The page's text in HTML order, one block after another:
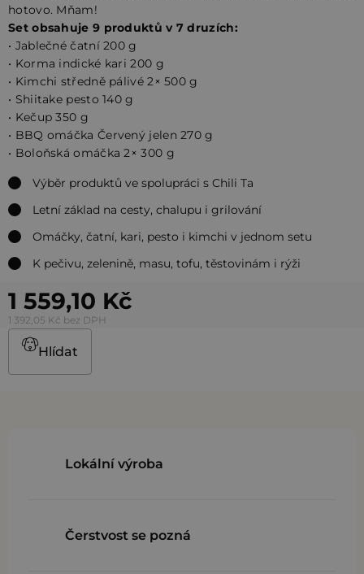
hotovo. Mňam!
Set obsahuje 9 produktů v 7 druzích:
• Jablečné čatní 200 g
• Korma indické kari 200 g
• Kimchi středně pálivé 2× 500 g
• Shiitake pesto 140 g
• Kečup 350 g
• BBQ omáčka Červený jelen 270 g
• Boloňská omáčka 2× 300 g
Výběr produktů ve spolupráci s Chili Ta
Letní základ na cesty, chalupu i grilování
Omáčky, čatní, kari, pesto i kimchi v jednom setu
K pečivu, zelenině, masu, tofu, těstovinám i rýži
1 559,10 Kč
1 392,05 Kč bez DPH
Hlídat
Lokální výroba
Čerstvost se pozná